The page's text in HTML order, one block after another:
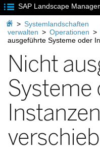
 SAP Landscape
 > Systemlandschaften
verwalten > Operationen >
ausgeführte Systeme oder
Nicht
Systeme
Instanzen